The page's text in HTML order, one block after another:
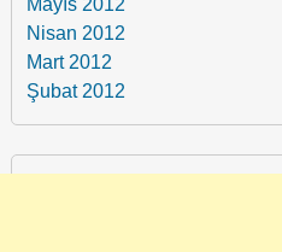
Mayıs 2012
Nisan 2012
Mart 2012
Şubat 2012